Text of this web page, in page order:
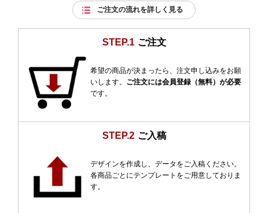
ご注文の流れを詳しく見る
STEP.1 ご注文
希望の商品が決まったら、注文申し込みをお願
いします。 ご注文には会員登録（無料）が必要
です。
STEP.2 ご入稿
デザインを作成し、データをご入稿ください。
各商品ごとにテンプレートをご用意しておりま
す。